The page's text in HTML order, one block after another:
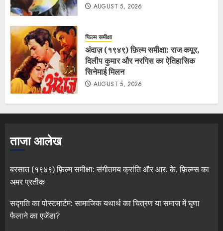
AUGUST 5, 2026
फिल्म समीक्षा
अंदाज़ (१९४९) फ़िल्म समीक्षा: राज कपूर,
दिलीप कुमार और नरगिस का ऐतिहासिक
सिनेमाई मिलन
AUGUST 5, 2026
ताजा आलेख
बरसात (१९४९) फ़िल्म समीक्षा: संगीतमय क्रांति और आर. के. फ़िल्म्स का
अमर प्रतीक
सद्गति का पोस्टमार्टम: सामाजिक यथार्थ का चित्रण या समाज में घृणा
फैलाने का एजेंडा?